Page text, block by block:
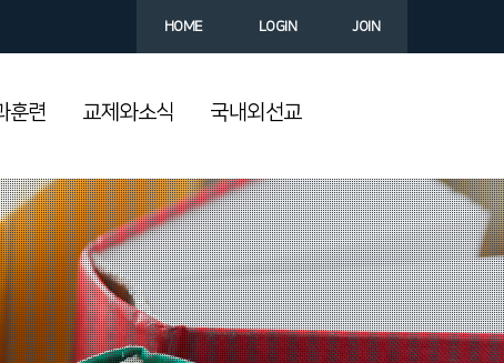
JOIN
LOGIN
HOME
훈련 교제와소식 국내외선교